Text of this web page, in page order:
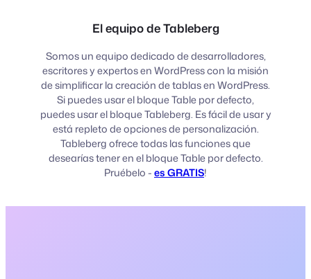
El equipo de Tableberg
Somos un equipo dedicado de desarrolladores,
escritores y expertos en WordPress con la misión
de simplificar la creación de tablas en WordPress.
Si puedes usar el bloque Table por defecto,
puedes usar el bloque Tableberg. Es fácil de usar y
está repleto de opciones de personalización.
Tableberg ofrece todas las funciones que
desearías tener en el bloque Table por defecto.
Pruébelo -es GRATIS!